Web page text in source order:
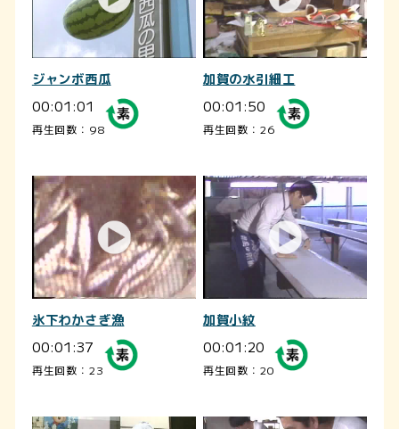
ジャンボ西瓜
00:01:01
再生回数：98
加賀の水引細工
00:01:50
再生回数：26
氷下わかさぎ漁
00:01:37
再生回数：23
加賀小紋
00:01:20
再生回数：20